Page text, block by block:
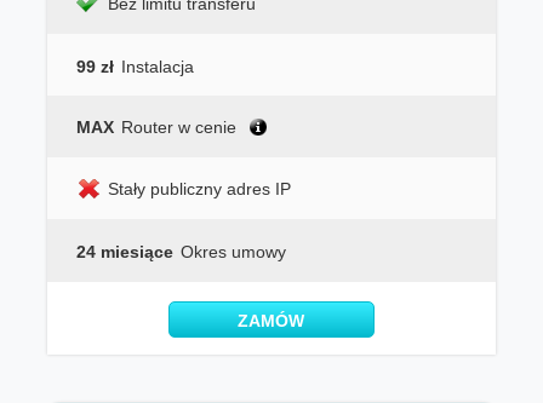
99 zł Instalacja
MAX Router w cenie
Stały publiczny adres IP
24 miesiące Okres umowy
ZAMÓW